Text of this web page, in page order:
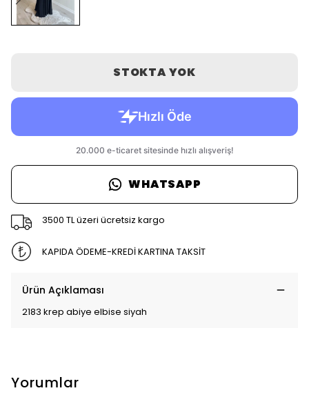
STOKTA YOK
WHATSAPP
3500 TL üzeri ücretsiz kargo
KAPIDA ÖDEME-KREDİ KARTINA TAKSİT
Ürün Açıklaması
2183 krep abiye elbise siyah
Yorumlar